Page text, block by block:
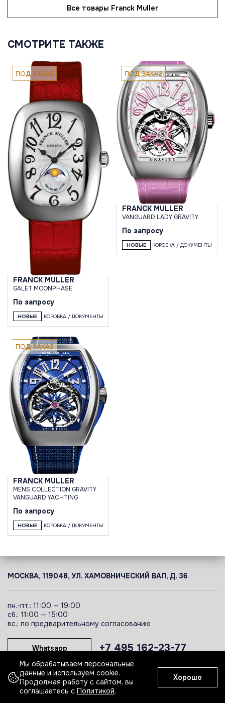
Все товары Franck Muller
СМОТРИТЕ ТАКЖЕ
ПОД ЗАКАЗ
FRANCK MULLER
GALET MOONPHASE
По запросу
НОВЫЕ КОРОБКА / ДОКУМЕНТЫ
ПОД ЗАКАЗ
FRANCK MULLER
VANGUARD LADY GRAVITY
По запросу
НОВЫЕ КОРОБКА / ДОКУМЕНТЫ
ПОД ЗАКАЗ
FRANCK MULLER
MENS COLLECTION GRAVITY
VANGUARD YACHTING
По запросу
НОВЫЕ КОРОБКА / ДОКУМЕНТЫ
МОСКВА, 119048, УЛ. ХАМОВНИЧЕСКИЙ ВАЛ, Д. 36
пн.-пт.: 11:00 — 19:00
сб.: 11:00 — 15:00
вс.: по предварительному согласованию
+7 495 162-23-77
Whatsapp
Telegram
Мы обрабатываем персональные
данные и используем cookie.
Продолжая работу с сайтом, вы
соглашаетесь с Политикой.
Хорошо